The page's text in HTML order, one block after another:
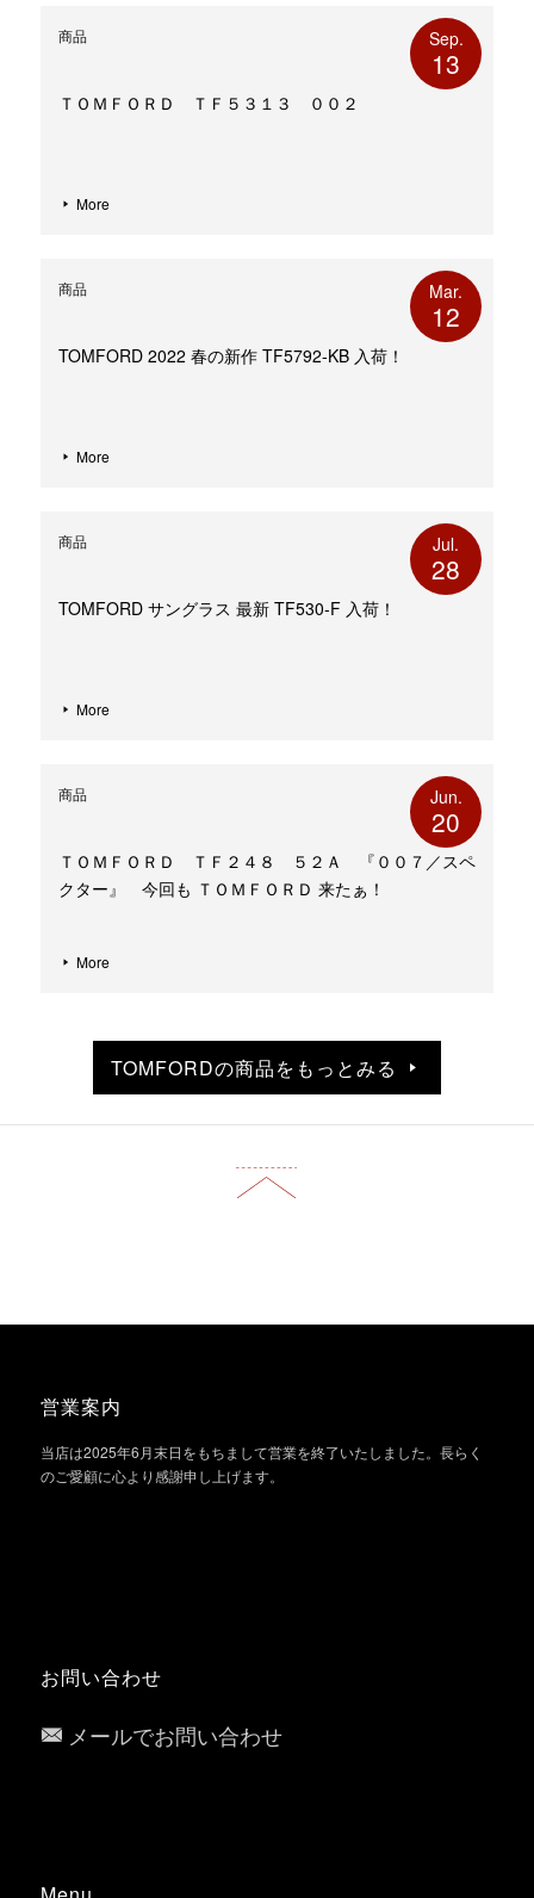
商品
ＴＯＭＦＯＲＤ ＴＦ５３１３ ００２
Sep.
13
More
商品
TOMFORD 2022 春の新作 TF5792-KB 入荷！
Mar.
12
More
商品
TOMFORD サングラス 最新 TF530-F 入荷！
Jul.
28
More
商品
ＴＯＭＦＯＲＤ ＴＦ２４８ ５２Ａ 『００７／スペ
クター』 今回も ＴＯＭＦＯＲＤ 来たぁ！
Jun.
20
More
TOMFORDの商品をもっとみる
営業案内
当店は2025年6月末日をもちまして営業を終了いたしました。長らく
のご愛顧に心より感謝申し上げます。
お問い合わせ
メールでお問い合わせ